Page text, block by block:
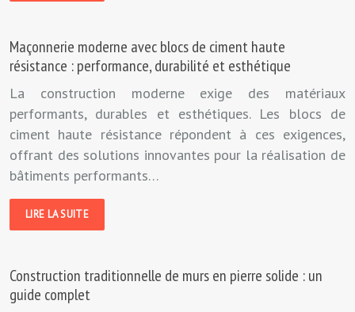
Maçonnerie moderne avec blocs de ciment haute
résistance : performance, durabilité et esthétique
La construction moderne exige des matériaux
performants, durables et esthétiques. Les blocs de
ciment haute résistance répondent à ces exigences,
offrant des solutions innovantes pour la réalisation de
bâtiments performants…
LIRE LA SUITE
Construction traditionnelle de murs en pierre solide : un
guide complet